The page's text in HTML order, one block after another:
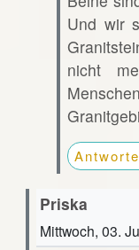
Und wir
nicht
Priska
Mittwoch, 03.